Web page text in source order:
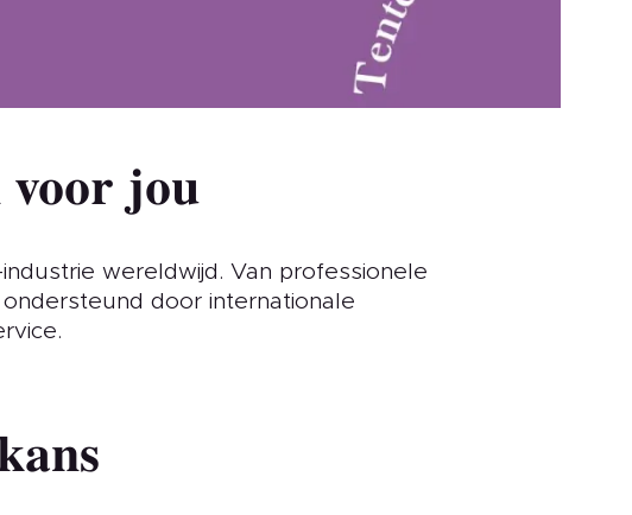
jou
wereldwijd. Van professionele
door internationale